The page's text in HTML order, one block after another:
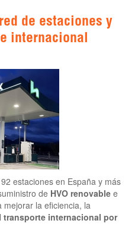
de estaciones y
internacional
estaciones en España y más
de HVO renovable e
mejorar la eficiencia, la
transporte internacional por